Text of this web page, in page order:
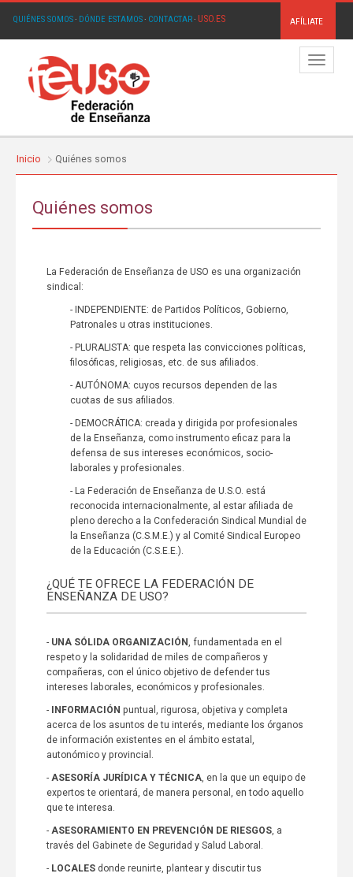
QUIÉNES SOMOS· DÓNDE ESTAMOS· CONTACTAR· USO.ES AFÍLIATE
Menú
Inicio Quiénes somos
Quiénes somos
La Federación de Enseñanza de USO es una organización
sindical:
- INDEPENDIENTE: de Partidos Políticos, Gobierno,
Patronales u otras instituciones.
- PLURALISTA: que respeta las convicciones políticas,
filosóficas, religiosas, etc. de sus afiliados.
- AUTÓNOMA: cuyos recursos dependen de las
cuotas de sus afiliados.
- DEMOCRÁTICA: creada y dirigida por profesionales
de la Enseñanza, como instrumento eficaz para la
defensa de sus intereses económicos, socio-
laborales y profesionales.
- La Federación de Enseñanza de U.S.O. está
reconocida internacionalmente, al estar afiliada de
pleno derecho a la Confederación Sindical Mundial de
la Enseñanza (C.S.M.E.) y al Comité Sindical Europeo
de la Educación (C.S.E.E.).
¿QUÉ TE OFRECE LA FEDERACIÓN DE
ENSEÑANZA DE USO?
- UNA SÓLIDA ORGANIZACIÓN, fundamentada en el
respeto y la solidaridad de miles de compañeros y
compañeras, con el único objetivo de defender tus
intereses laborales, económicos y profesionales.
- INFORMACIÓN puntual, rigurosa, objetiva y completa
acerca de los asuntos de tu interés, mediante los órganos
de información existentes en el ámbito estatal,
autonómico y provincial.
- ASESORÍA JURÍDICA Y TÉCNICA, en la que un equipo de
expertos te orientará, de manera personal, en todo aquello
que te interesa.
- ASESORAMIENTO EN PREVENCIÓN DE RIESGOS, a
través del Gabinete de Seguridad y Salud Laboral.
- LOCALESdonde reunirte, plantear y discutir tus